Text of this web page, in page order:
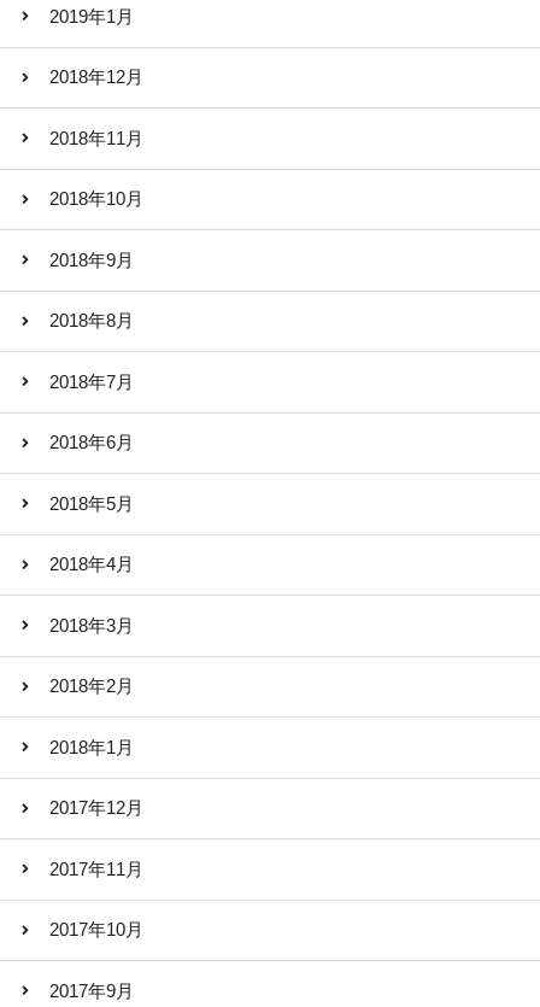
2019年1月
2018年12月
2018年11月
2018年10月
2018年9月
2018年8月
2018年7月
2018年6月
2018年5月
2018年4月
2018年3月
2018年2月
2018年1月
2017年12月
2017年11月
2017年10月
2017年9月